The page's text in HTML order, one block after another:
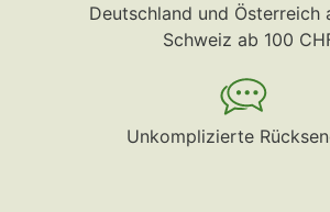
Deutschland und Österreich
Schweiz ab 100
Unkomplizierte